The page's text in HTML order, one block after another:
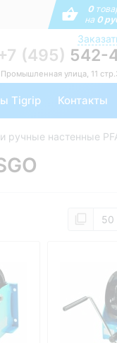
0
на0
(495) 542-
Промышленная улица, 11
Tigrip Контакты
ручные настенные